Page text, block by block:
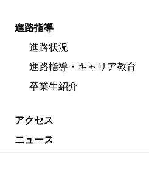
進路指導
進路状況
進路指導・キャリア教育
卒業生紹介
アクセス
ニュース